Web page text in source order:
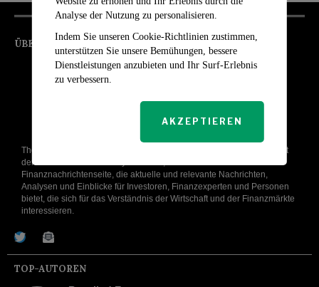
ÜBER UNS
The Markets Watch wurde mit dem Ziel gegründet, die komplexe Welt
der Finanzmärkte zu entmystifizieren, und ist eine führende Online-
Finanznachrichtenseite, die aktuelle und relevante Nachrichten,
Analysen und Einblicke für Investoren, Finanzexperten und Personen
bietet, die sich für das Verständnis der Wirtschaft und der Finanzmärkte
interessieren.
TOP-AUTOREN
Analyse der Nutzung zu personalisieren.
Indem Sie unseren Cookie-Richtlinien zustimmen,
unterstützen Sie unsere Bemühungen, bessere
Dienstleistungen anzubieten und Ihr Surf-Erlebnis
zu verbessern.
AKZEPTIEREN